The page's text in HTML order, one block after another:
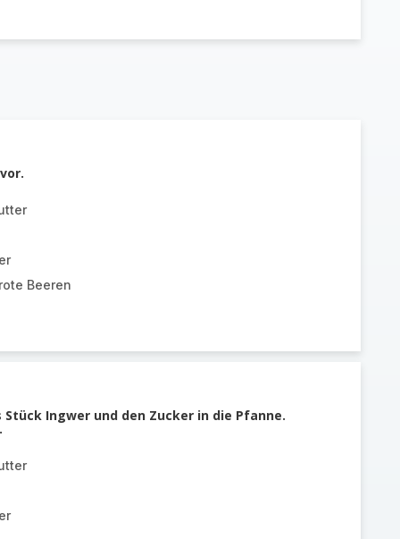
Beeren
Stück Ingwer und den Zucker in die Pfanne.